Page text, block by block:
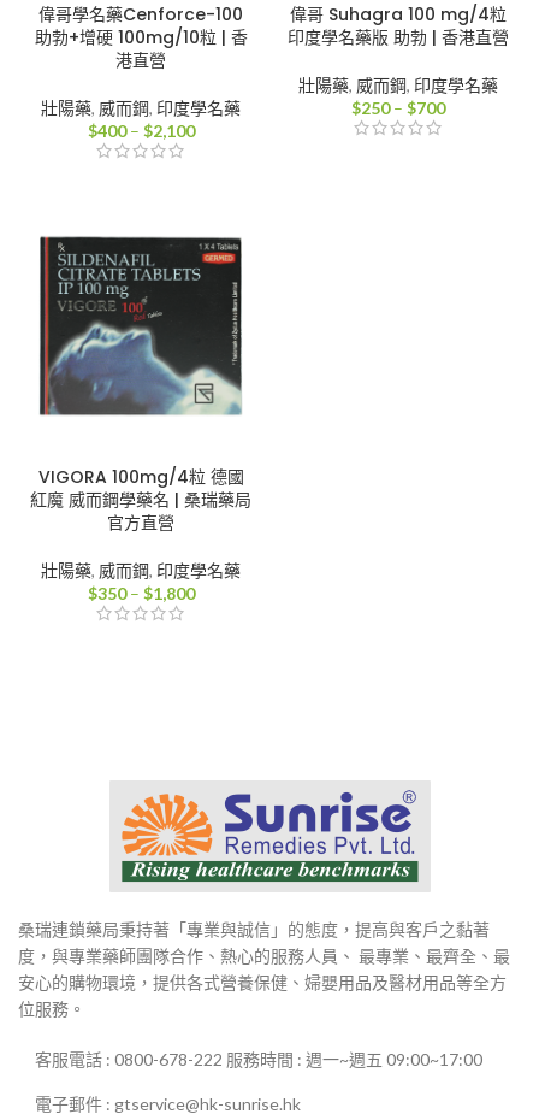
偉哥學名藥Cenforce-100
助勃+增硬 100mg/10粒 | 香
港直營
壯陽藥, 威而鋼, 印度學名藥
$400 – $2,100價
到
$2,100
偉哥 Suhagra 100 mg/4粒
印度學名藥版 助勃 | 香港直營
壯陽藥, 威而鋼, 印度學名藥
$250 – $700價
VIGORA 100mg/4粒 德國
紅魔 威而鋼學藥名 | 桑瑞藥局
官方直營
壯陽藥, 威而鋼, 印度學名藥
$350 – $1,800價
桑瑞連鎖藥局秉持著「專業與誠信」的態度，提高與客戶之黏著
度，與專業藥師團隊合作、熱心的服務人員、 最專業、最齊全、最
安心的購物環境，提供各式營養保健、婦嬰用品及醫材用品等全方
位服務。
客服電話 : 0800-678-222 服務時間 : 週一~週五 09:00~17:00
電子郵件 : gtservice@hk-sunrise.hk